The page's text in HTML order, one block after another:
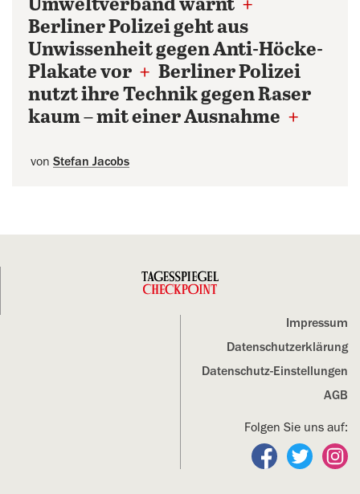
Umweltverband warnt +
Berliner Polizei geht aus
Unwissenheit gegen Anti-Höcke-
Plakate vor + Berliner Polizei
nutzt ihre Technik gegen Raser
kaum – mit einer Ausnahme +
von Stefan Jacobs
Impressum
Datenschutz­erklärung
Datenschutz-Einstellungen
AGB
Folgen Sie uns auf:
Folgen Sie